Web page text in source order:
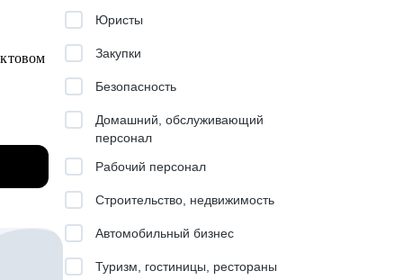
Юристы
Закупки
Безопасность
Домашний, обслуживающий
персонал
Рабочий персонал
Строительство, недвижимость
Автомобильный бизнес
Туризм, гостиницы, рестораны